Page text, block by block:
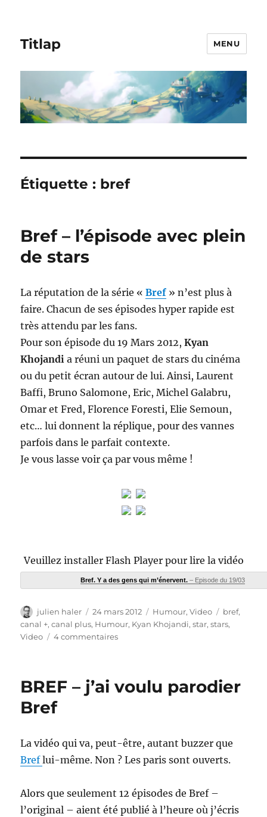
Titlap MENU
Étiquette : bref
Bref – l’épisode avec plein
de stars
La réputation de la série «Bref » n’est plus à
faire. Chacun de ses épisodes hyper rapide est
très attendu par les fans.
Pour son épisode du 19 Mars 2012,Kyan
Khojandi a réuni un paquet de stars du cinéma
ou du petit écran autour de lui. Ainsi, Laurent
Baffi, Bruno Salomone, Eric, Michel Galabru,
Omar et Fred, Florence Foresti, Elie Semoun,
etc… lui donnent la réplique, pour des vannes
parfois dans le parfait contexte.
Je vous lasse voir ça par vous même !
Veuillez installer Flash Player pour lire la vidéo
Bref. Y a des gens qui m’énervent. – Episode du 19/03
Auteur
julien haler
Publié
le
24 mars 2012 Catégories
Humour,Video Étiquettes
bref,
canal +,canal plus, Humour, Kyan Khojandi,star,stars,
Video
4 commentairessur
avec
BREF – j’ai voulu parodier
Bref
La vidéo qui va, peut-être, autant buzzer que
Breflui-même. Non ? Les paris sont ouverts.
Alors que seulement 12 épisodes de Bref –
l’original – aient été publié à l’heure où j’écris